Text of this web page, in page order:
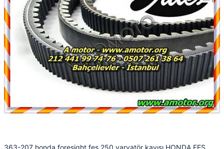
363-207 honda foresight fes 250 varyatör kayışı HONDA FES